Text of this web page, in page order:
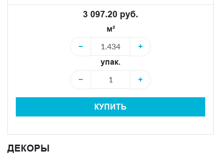
3 097.20 руб.
м²
−
+
упак.
−
+
КУПИТЬ
ДЕКОРЫ